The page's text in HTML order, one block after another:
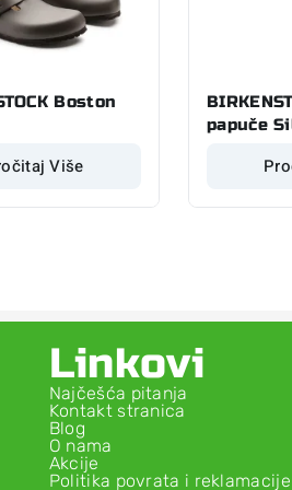
Boston
Više
papuče
Linkovi
Najčešća pitanja
Kontakt stranica
Blog
O nama
Akcije
Politika povrata i reklamacije